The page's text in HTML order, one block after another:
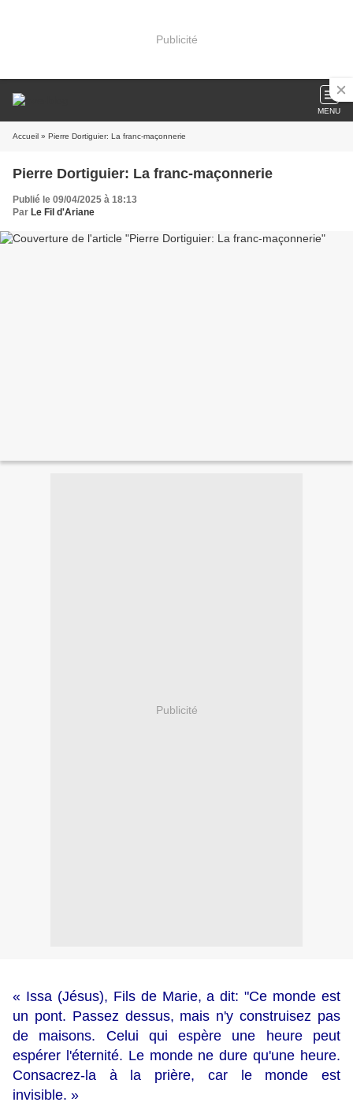
Publicité
MENU
Accueil » Pierre Dortiguier: La franc-maçonnerie
Pierre Dortiguier: La franc-maçonnerie
Publié le 09/04/2025 à 18:13
Par Le Fil d'Ariane
Publicité
« Issa (Jésus), Fils de Marie, a dit: "Ce monde est
un pont. Passez dessus, mais n'y construisez pas
de maisons. Celui qui espère une heure peut
espérer l'éternité. Le monde ne dure qu'une heure.
Consacrez-la à la prière, car le monde est
invisible. »